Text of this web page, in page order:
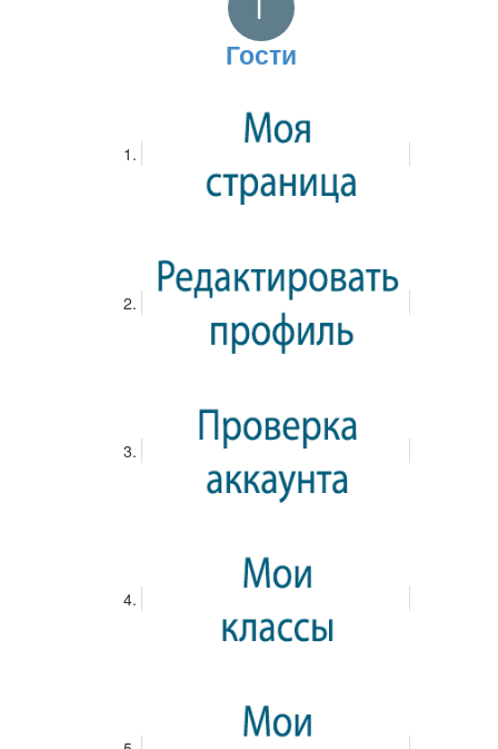
рекомендуется обращаться непосредственно в клинику
для проведения консультации и составления
индивидуального плана лечения.
Профильная труба купить
Купить профильную трубу https://megastroy-
любого размера теперь стало как никогда просто и удобно
благодаря онлайн-магазину "Мегастрой". Магазин
предлагает широкий ассортимент профильных труб,
способных удовлетворить любые потребности, будь то
система фильтров на сайте позволяет быстро подобрать
трубу нужного сечения, толщины стенки и длины.
Подробные описания каждого товара, фотографии и
технические характеристики помогут вам сделать
что гарантирует высокое качество продукции. Все трубы
соответствуют ГОСТам и отличаются долговечностью,
прочностью и устойчивостью к коррозии. Кроме того,
еще более приятной. Доставка осуществляется в
кратчайшие сроки, что позволит вам приступить к
Гости